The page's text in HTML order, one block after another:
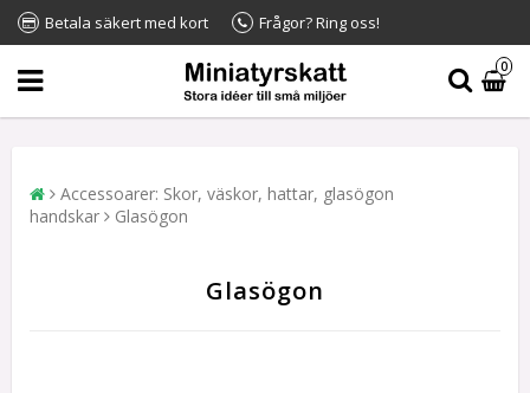
Betala säkert med kort Frågor? Ring oss!
0
Accessoarer: Skor, väskor, hattar, glasögon
handskar
Glasögon
Glasögon